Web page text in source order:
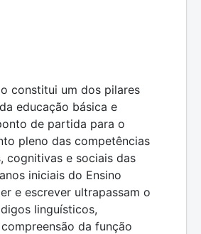
constitui um dos pilares
educação básica e
de partida para o
pleno das competências
cognitivas e sociais das
iniciais do Ensino
e escrever ultrapassam o
linguísticos,
da função